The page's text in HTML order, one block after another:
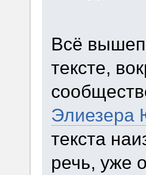
Всё
тексте,
Элиезера
текста
речь, уже